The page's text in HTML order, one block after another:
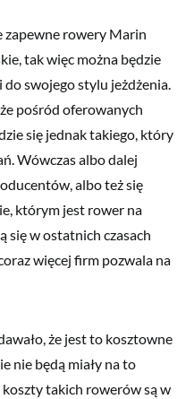
zapewne rowery Marin
tak więc można będzie
swojego stylu jeżdżenia.
pośród oferowanych
się jednak takiego, który
Wówczas albo dalej
albo też się
którym jest rower na
się w ostatnich czasach
więcej firm pozwala na
że jest to kosztowne
nie będą miały na to
takich rowerów są w